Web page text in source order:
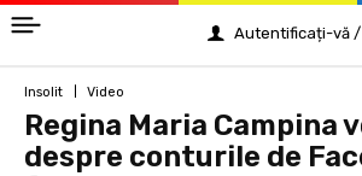
Autentificați-vă
Insolit Video
Regina Maria Campina
despre conturile de